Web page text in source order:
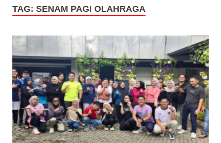
TAG: SENAM PAGI OLAHRAGA